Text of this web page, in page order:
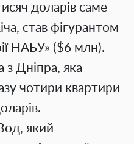
доларів саме
став фігурантом
НАБУ» ($6 млн).
з Дніпра, яка
чотири квартири
який